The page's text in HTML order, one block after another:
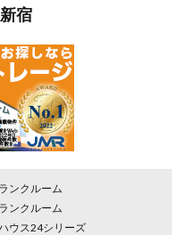
宿
ンクルーム
ンクルーム
ウス24シリーズ